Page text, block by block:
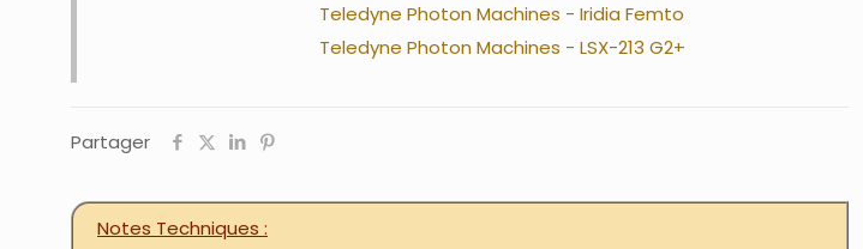
Teledyne Photon Machines - Iridia Femto
Teledyne Photon Machines - LSX-213 G2+
Partager
Notes Techniques